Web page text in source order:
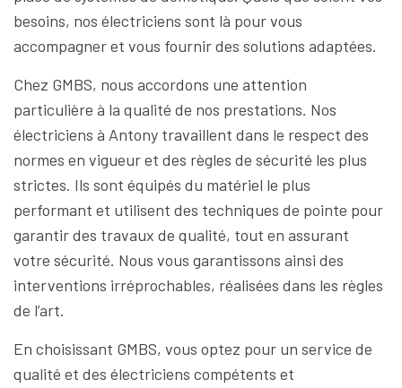
besoins, nos électriciens sont là pour vous
accompagner et vous fournir des solutions adaptées.
Chez GMBS, nous accordons une attention
particulière à la qualité de nos prestations. Nos
électriciens à Antony travaillent dans le respect des
normes en vigueur et des règles de sécurité les plus
strictes. Ils sont équipés du matériel le plus
performant et utilisent des techniques de pointe pour
garantir des travaux de qualité, tout en assurant
votre sécurité. Nous vous garantissons ainsi des
interventions irréprochables, réalisées dans les règles
de l’art.
En choisissant GMBS, vous optez pour un service de
qualité et des électriciens compétents et